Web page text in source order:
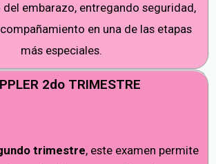
embarazo, entregando seguridad,
en una de las etapas
más especiales.
2do TRIMESTRE
trimestre, este examen permite